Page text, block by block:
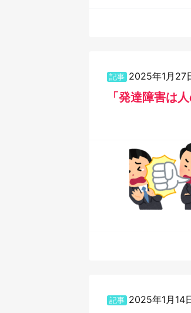
記事 2025年1月27
「発達障害は
記事 2025年1月14